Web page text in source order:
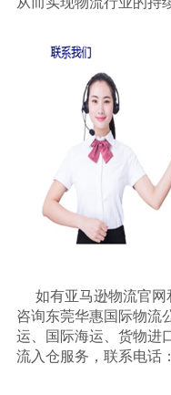
如有亚马逊物流官
咨询东莞华惠国际物流
运、国际海运、货物进
流入仓服务，联系电话